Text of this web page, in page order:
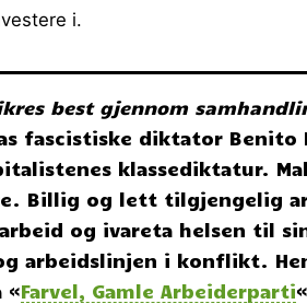
i.
best gjennom
fascistiske diktator Benito
klassediktatur.
Billig og lett tilgjengelig
og ivareta helsen til
arbeidslinjen i konflikt.
«Farvel, Gamle Arbeiderparti